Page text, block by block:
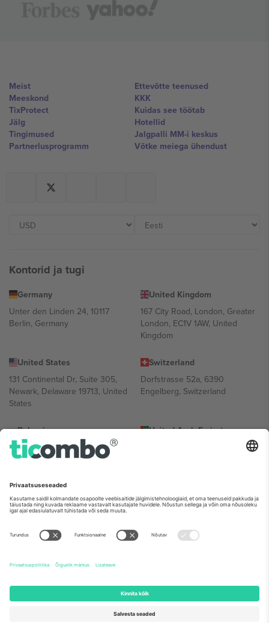
Meist
Meeskond
TixProtect
Jälg
Tingimused
Partnerlusprogramm
Ettevõtte teenused
KKK
Kuidas see töötab
Hotellid
Jalgpalli MM-i keskus
Võtke meiega ühendust
Kontorid ja tugi
Germany
Unter den Linden 24, 10117
Berlin, Germany
United Kingdom
167 City Road, London, Greater
London, EC1V 1AW, United
Kingdom
United States
131 Continental Dr, Suite 305,
Newark, Delaware 19713, United
States
Switzerland
Dorfstrasse 52a, 6390
Engelberg, Switzerland
Bulgaria
Regus Sofia City West, bul
Totleben 53-55, 1606 Sofia,
United Arab Emirates
UAE Dubai Silicon Oasis, DDP
Mexico
Av Chapultepec 360, Roma
Norte, Cuauhtémoc, 06700
Ciudad de México, CDMX,
sündmusest ja/või domeenist. Detailide jaoks vaata konkreetse
sündmuse lehte, impressumit ja tingimusi.,
2026 Ticombo. Kõik õigused kaitstud.